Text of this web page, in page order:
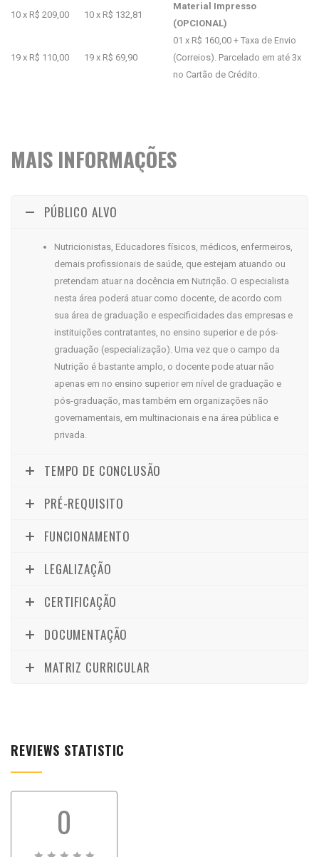
10 x R$ 209,00 10 x R$ 132,81
Material Impresso
(OPCIONAL)
19 x R$ 110,00 19 x R$ 69,90
01 x R$ 160,00 + Taxa de Envio
(Correios). Parcelado em até 3x
no Cartão de Crédito.
MAIS INFORMAÇÕES
PÚBLICO ALVO
Nutricionistas, Educadores físicos, médicos, enfermeiros,
demais profissionais de saúde, que estejam atuando ou
pretendam atuar na docência em Nutrição. O especialista
nesta área poderá atuar como docente, de acordo com
sua área de graduação e especificidades das empresas e
instituições contratantes, no ensino superior e de pós-
graduação (especialização). Uma vez que o campo da
Nutrição é bastante amplo, o docente pode atuar não
apenas em no ensino superior em nível de graduação e
pós-graduação, mas também em organizações não
governamentais, em multinacionais e na área pública e
privada.
TEMPO DE CONCLUSÃO
PRÉ-REQUISITO
FUNCIONAMENTO
LEGALIZAÇÃO
CERTIFICAÇÃO
DOCUMENTAÇÃO
MATRIZ CURRICULAR
REVIEWS STATISTIC
0